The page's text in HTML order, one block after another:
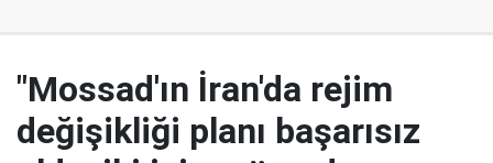
"Mossad'ın İran'da rejim
değişikliği planı başarısız